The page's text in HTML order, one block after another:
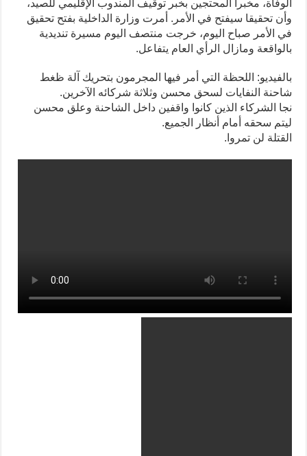
الوفاة، مخبرا المحتجين بخبر توقيف المندوب الإقليمي للصيد،
وأن تحقيقا سيفتح في الأمر. أمرت وزارة الداخلية بفتح تحقيق
في الأمر صباح اليوم، خرجت منتصف اليوم مسيرة تنديدية
بالواقعة ومازال الرأي العام يتفاعل.
بالفيديو: اللحظة التي أمر فيها المجرمون بتحريك آلة ظغط
شاحنة النفايات لسحق محسن وثلاثة شركائه الآخرين.
نجا الشركاء الذين كانوا واقفين داخل الشاحنة وعلق محسن
ليتم سحقه أمام أنظار الجميع.
القتلة لن تمروا.